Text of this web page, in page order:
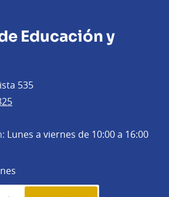
Educación y
535
Lunes a viernes de 10:00 a 16:00